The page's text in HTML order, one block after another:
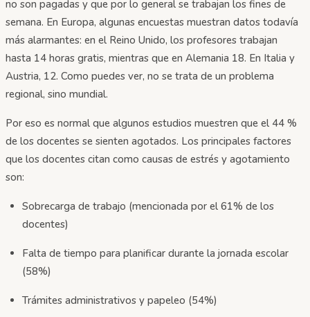
no son pagadas y que por lo general se trabajan los fines de
semana. En Europa, algunas encuestas muestran datos todavía
más alarmantes: en el Reino Unido, los profesores trabajan
hasta 14 horas gratis, mientras que en Alemania 18. En Italia y
Austria, 12. Como puedes ver, no se trata de un problema
regional, sino mundial.
Por eso es normal que algunos estudios muestren que el 44 %
de los docentes se sienten agotados. Los principales factores
que los docentes citan como causas de estrés y agotamiento
son:
Sobrecarga de trabajo (mencionada por el 61% de los
docentes)
Falta de tiempo para planificar durante la jornada escolar
(58%)
Trámites administrativos y papeleo (54%)